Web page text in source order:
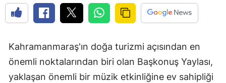
Kahramanmaraş'ın doğa turizmi açısından en
önemli noktalarından biri olan Başkonuş Yaylası,
yaklaşan önemli bir müzik etkinliğine ev sahipliği